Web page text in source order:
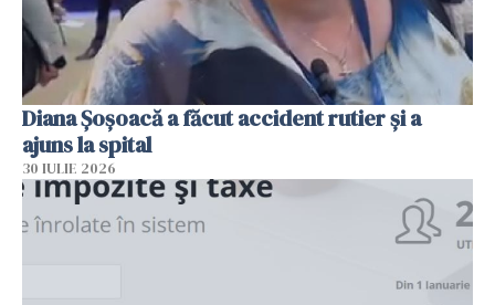
Diana Șoșoacă a făcut accident rutier și a
ajuns la spital
30 IULIE 2026